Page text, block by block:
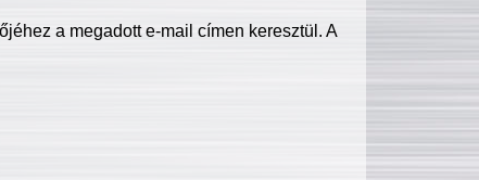
a megadott e-mail címen keresztül. A